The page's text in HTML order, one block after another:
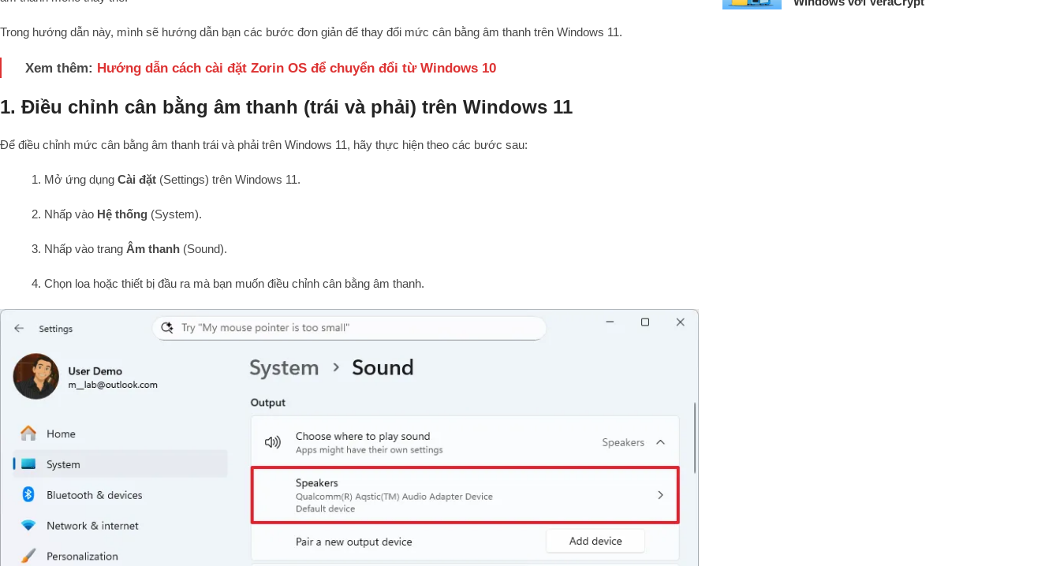
Trong hướng dẫn này, mình sẽ hướng dẫn bạn các bước đơn giản để thay đổi mức cân bằng âm thanh trên Windows 11.
Xem thêm: Hướng dẫn cách cài đặt Zorin OS để chuyển đổi từ Windows 10
1. Điều chỉnh cân bằng âm thanh (trái và phải) trên Windows 11
Để điều chỉnh mức cân bằng âm thanh trái và phải trên Windows 11, hãy thực hiện theo các bước sau:
1. Mở ứng dụng Cài đặt (Settings) trên Windows 11.
2. Nhấp vào Hệ thống (System).
3. Nhấp vào trang Âm thanh (Sound).
4. Chọn loa hoặc thiết bị đầu ra mà bạn muốn điều chỉnh cân bằng âm thanh.